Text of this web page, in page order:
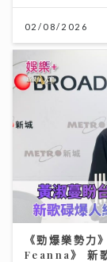
02/08/2026
《勁爆樂勢力
Feanna》 新
13/07/2026
《Ben同
中最後一程